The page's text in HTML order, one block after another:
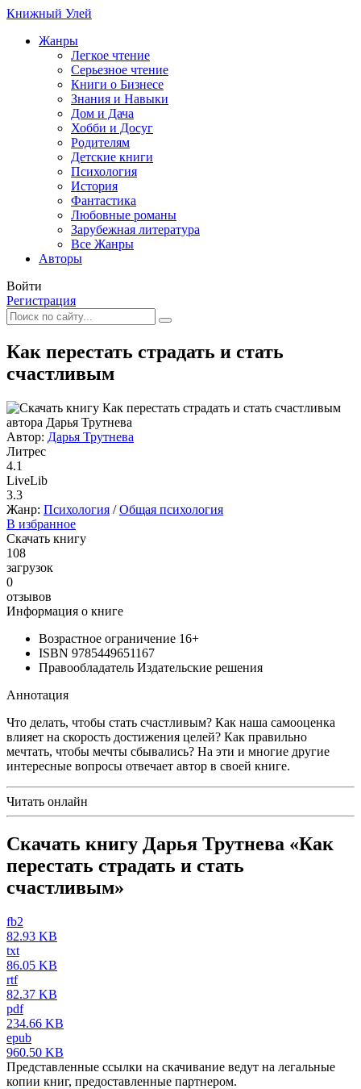
Книжный Улей
Жанры
Легкое чтение
Серьезное чтение
Книги о Бизнесе
Знания и Навыки
Дом и Дача
Хобби и Досуг
Родителям
Детские книги
Психология
История
Фантастика
Любовные романы
Зарубежная литература
Все Жанры
Авторы
Войти
Регистрация
Как перестать страдать и стать
счастливым
Автор: Дарья Трутнева
Литрес
4.1
LiveLib
3.3
Жанр: Психология /Общая психология
В избранное
Скачать книгу
108
загрузок
0
отзывов
Информация о книге
Возрастное ограничение 16+
ISBN 9785449651167
Правообладатель Издательские решения
Аннотация
Что делать, чтобы стать счастливым? Как наша самооценка
влияет на скорость достижения целей? Как правильно
мечтать, чтобы мечты сбывались? На эти и многие другие
интересные вопросы отвечает автор в своей книге.
Читать онлайн
Скачать книгу Дарья Трутнева «Как
перестать страдать и стать
счастливым»
fb2
82.93 KB
txt
86.05 KB
rtf
82.37 KB
pdf
234.66 KB
epub
960.50 KB
Представленные ссылки на скачивание ведут на легальные
копии книг, предоставленные партнером.